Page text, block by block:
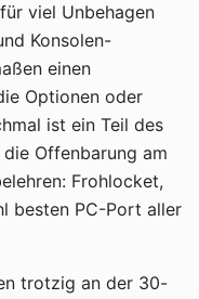
viel Unbehagen
Konsolen-
einen
Optionen oder
ist ein Teil des
Offenbarung am
Frohlocket,
besten PC-Port aller
trotzig an der 30-